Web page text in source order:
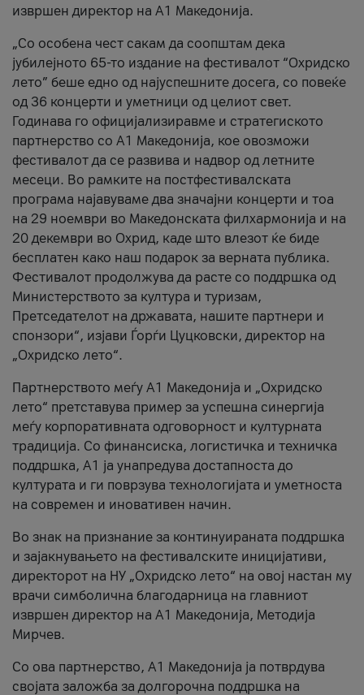
извршен директор на A1 Македонија.
„Со особена чест сакам да соопштам дека
јубилејното 65-то издание на фестивалот “Охридско
лето” беше едно од најуспешните досега, со повеќе
од 36 концерти и уметници од целиот свет.
Годинава го официјализиравме и стратегиското
партнерство со А1 Македонија, кое овозможи
фестивалот да се развива и надвор од летните
месеци. Во рамките на постфестивалската
програма најавуваме два значајни концерти и тоа
на 29 ноември во Македонската филхармонија и на
20 декември во Охрид, каде што влезот ќе биде
бесплатен како наш подарок за верната публика.
Фестивалот продолжува да расте со поддршка од
Министерството за култура и туризам,
Претседателот на државата, нашите партнери и
спонзори“, изјави Ѓорѓи Цуцковски, директор на
„Охридско лето“.
Партнерството меѓу A1 Македонија и „Охридско
лето“ претставува пример за успешна синергија
меѓу корпоративната одговорност и културната
традиција. Со финансиска, логистичка и техничка
поддршка, A1 ја унапредува достапноста до
културата и ги поврзува технологијата и уметноста
на современ и иновативен начин.
Во знак на признание за континуираната поддршка
и зајакнувањето на фестивалските иницијативи,
директорот на НУ „Охридско лето“ на овој настан му
врачи симболична благодарница на главниот
извршен директор на A1 Македонија, Методија
Мирчев.
Со ова партнерство, A1 Македонија ја потврдува
својата заложба за долгорочна поддршка на